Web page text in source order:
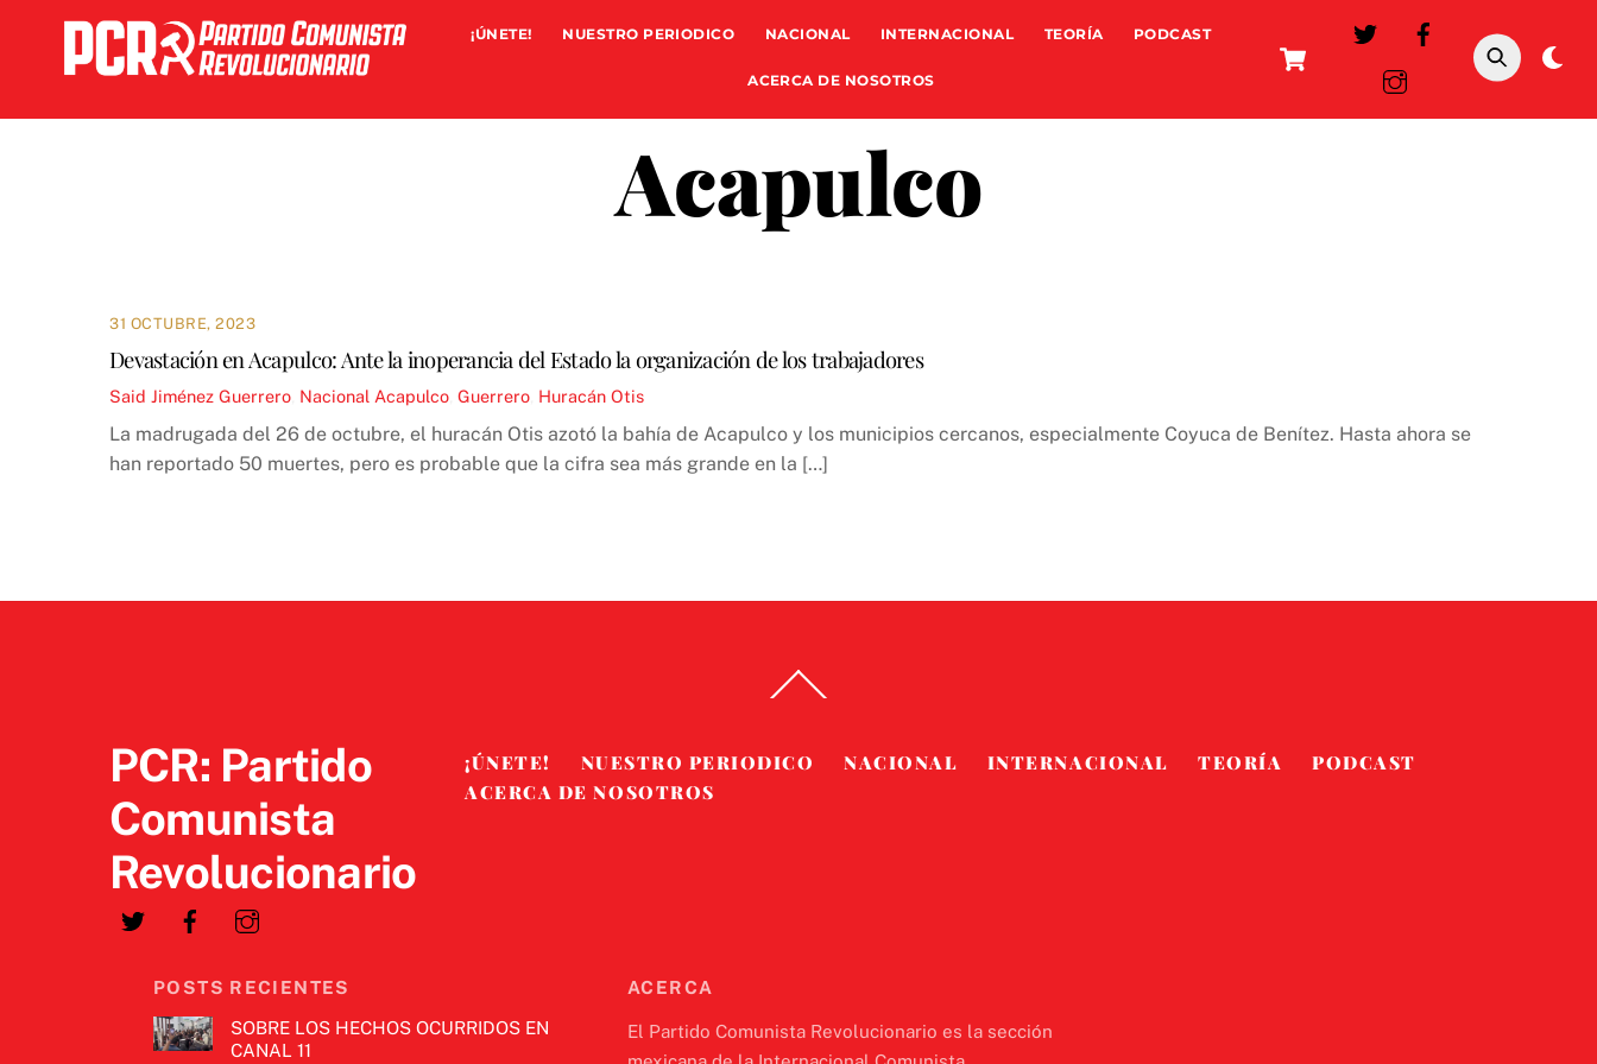
content
Cart
¡ÚNETE! NUESTRO PERIODICO NACIONAL INTERNACIONAL TEORÍA PODCAST
ACERCA DE NOSOTROS
Acapulco
31 OCTUBRE, 2023
Devastación en Acapulco: Ante la inoperancia del Estado la organización de los trabajadores
Said Jiménez Guerrero Nacional Acapulco Guerrero Huracán Otis
La madrugada del 26 de octubre, el huracán Otis azotó la bahía de Acapulco y los municipios cercanos, especialmente Coyuca de Benítez. Hasta ahora se
han reportado 50 muertes, pero es probable que la cifra sea más grande en la […]
To
PCR: Partido
Comunista
Revolucionario
¡ÚNETE! NUESTRO PERIODICO NACIONAL INTERNACIONAL TEORÍA
PODCAST
ACERCA DE NOSOTROS
POSTS RECIENTES
SOBRE LOS HECHOS OCURRIDOS EN
CANAL 11
ACERCA
El Partido Comunista Revolucionario es la sección